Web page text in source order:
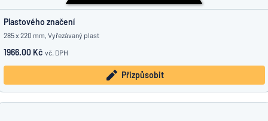
Plastového značení
285 x 220 mm, Vyřezávaný plast
1966.00 Kč vč. DPH
Přizpůsobit